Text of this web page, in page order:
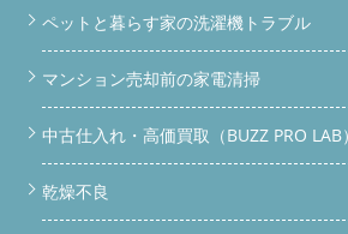
ペットと暮らす家の洗濯機トラブル
マンション売却前の家電清掃
中古仕入れ・高価買取（BUZZ PRO LAB）
乾燥不良